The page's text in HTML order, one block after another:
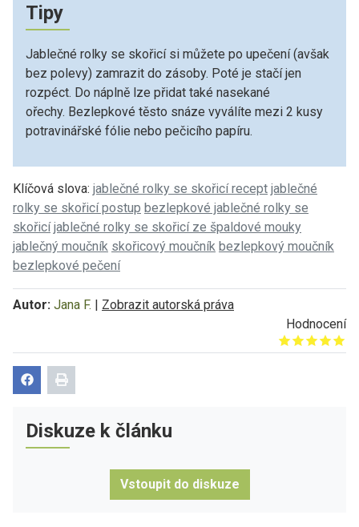
Tipy
Jablečné rolky se skořicí si můžete po upečení (avšak
bez polevy) zamrazit do zásoby. Poté je stačí jen
rozpéct. Do náplně lze přidat také nasekané
ořechy. Bezlepkové těsto snáze vyválíte mezi 2 kusy
potravinářské fólie nebo pečicího papíru.
Klíčová slova: jablečné rolky se skořicí recept jablečné
rolky se skořicí postup bezlepkové jablečné rolky se
skořicí jablečné rolky se skořicí ze špaldové mouky
jablečný moučník skořicový moučník bezlepkový moučník
bezlepkové pečení
Autor: Jana F. | Zobrazit autorská práva
Hodnocení
Give it 1/5
Give it 2/5
Give it 3/5
Give it 4/5
Give it 5/5
Diskuze k článku
Vstoupit do diskuze